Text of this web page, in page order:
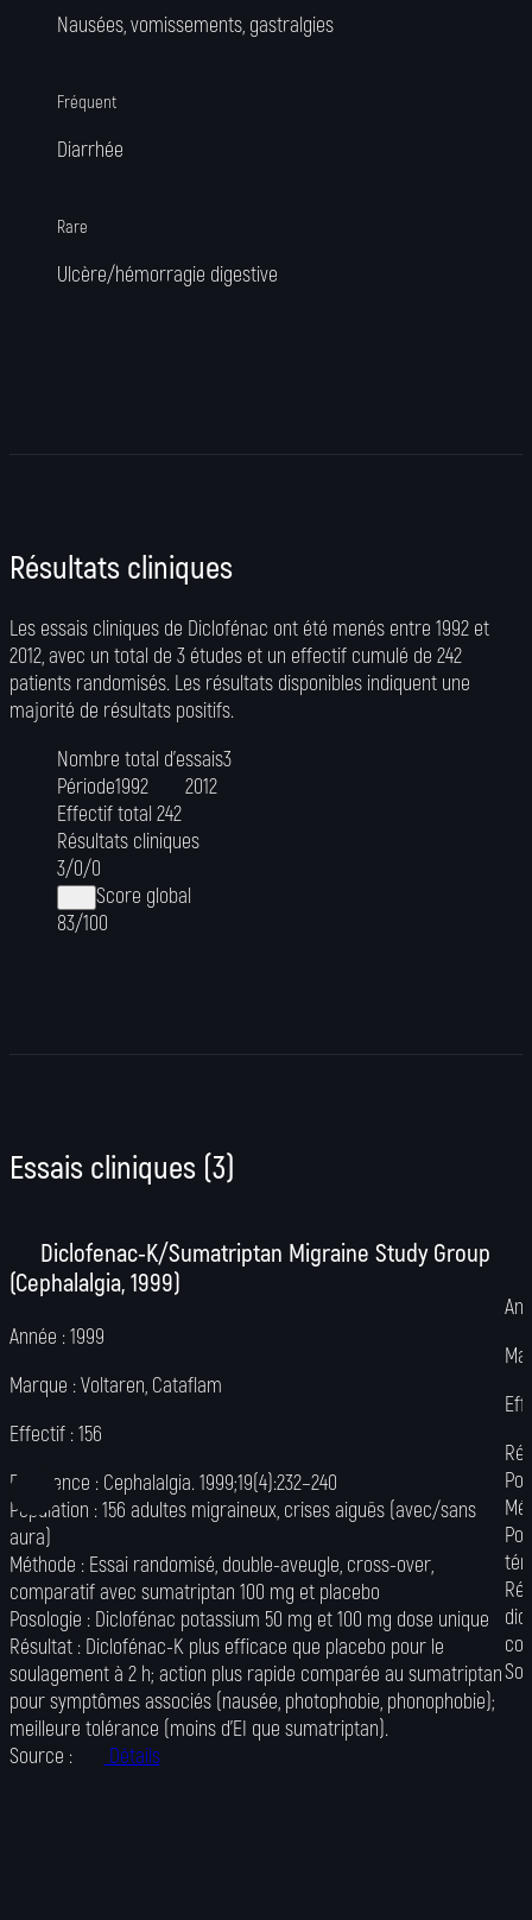
Nausées, vomissements, gastralgies
Fréquent
Diarrhée
Rare
Ulcère/hémorragie digestive
Résultats cliniques
Les essais cliniques de Diclofénac ont été menés entre 1992 et
2012, avec un total de 3 études et un effectif cumulé de 242
patients randomisés. Les résultats disponibles indiquent une
majorité de résultats positifs.
Nombre total d’essais3
Période1992
2012
Effectif total 242
Résultats cliniques
3/0/0
Score global
83/100
Essais cliniques (3)
Diclofenac-K/Sumatriptan Migraine Study Group
(Cephalalgia, 1999)
Année :1999
Marque :Voltaren, Cataflam
Effectif :156
Référence : Cephalalgia. 1999;19(4):232–240
Population :156 adultes migraineux, crises aiguës (avec/sans
aura)
Méthode : Essai randomisé, double-aveugle, cross-over,
comparatif avec sumatriptan 100 mg et placebo
Posologie : Diclofénac potassium 50 mg et 100 mg dose unique
Résultat : Diclofénac-K plus efficace que placebo pour le
soulagement à 2 h; action plus rapide comparée au sumatriptan
pour symptômes associés (nausée, photophobie, phonophobie);
meilleure tolérance (moins d’EI que sumatriptan).
Source :
Détails